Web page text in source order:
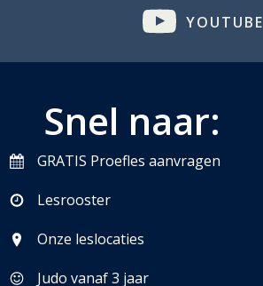
YOUTUBE
Snel naar:
GRATIS Proefles aanvragen
Lesrooster
Onze leslocaties
Judo vanaf 3 jaar